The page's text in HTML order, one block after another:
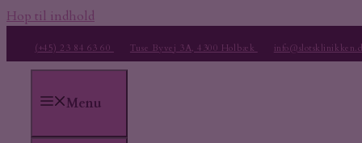
Hop til indhold
(+45) 23 84 63 60 Tuse Byvej 3A, 4300 Holbæk
Menu